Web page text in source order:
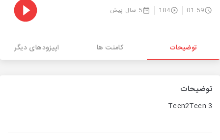
01:59
184 5 سال پیش
توضیحات کامنت ها اپیزودهای دیگر
توضیحات
Teen2Teen 3